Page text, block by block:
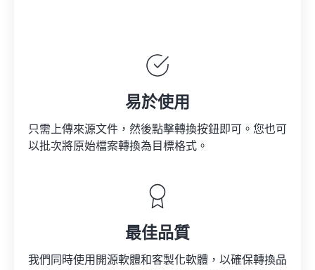
易於使用
只需上傳來源文件，然後點擊轉換按鈕即可。您也可
以批次將原始檔案轉換為目標格式。
最佳品質
我們同時使用開源軟體和客製化軟體，以確保轉換品